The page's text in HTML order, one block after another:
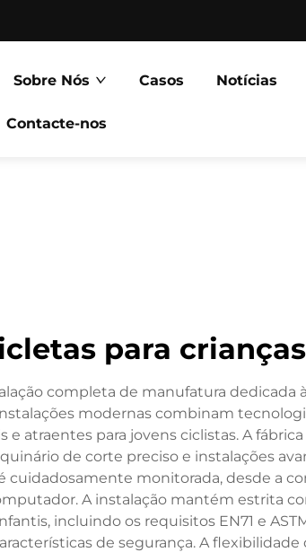
Sobre Nós Casos Notícias
Contacte-nos
para
completa de manufatura dedicada
modernas combinam
e atraentes para jovens ciclistas. A
de corte preciso e instalações
monitorada, desde a
A instalação mantém estrita
incluindo os requisitos EN71 e
de segurança. A